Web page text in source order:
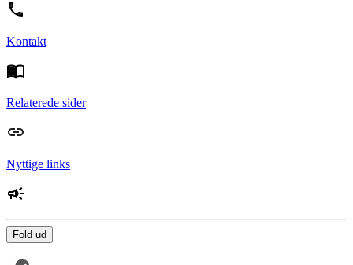
Kontakt
Relaterede sider
Nyttige links
Fold ud